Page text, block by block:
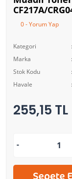
CF217A/
0 - Yorum Yap
Kategori
Marka
Stok Kodu
Havale
255,15 TL